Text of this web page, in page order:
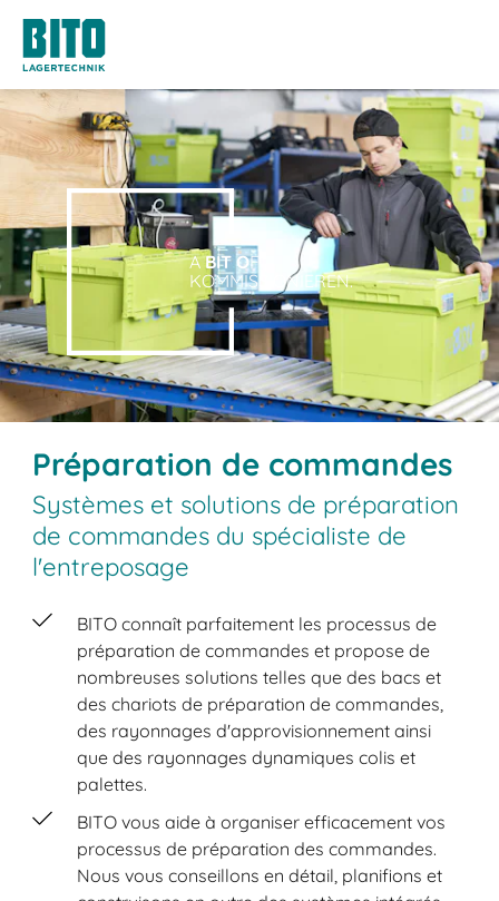
ABIT OF
KOMMISSIONIEREN.
Préparation de commandes
Systèmes et solutions de préparation
de commandes du spécialiste de
l'entreposage
BITO connaît parfaitement les processus de
préparation de commandes et propose de
nombreuses solutions telles que des bacs et
des chariots de préparation de commandes,
des rayonnages d'approvisionnement ainsi
que des rayonnages dynamiques colis et
palettes.
BITO vous aide à organiser efficacement vos
processus de préparation des commandes.
Nous vous conseillons en détail, planifions et